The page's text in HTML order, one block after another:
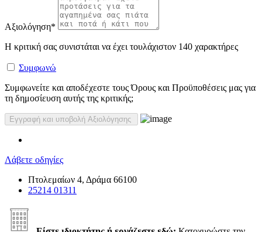
Αξιολόγηση*
Η κριτική σας συνιστάται να έχει τουλάχιστον 140 χαρακτήρες
Συμφωνώ
Συμφωνείτε και αποδέχεστε τους Όρους και Προϋποθέσεις μας για
τη δημοσίευση αυτής της κριτικής;
Λάβετε οδηγίες
Πτολεμαίων 4, Δράμα 66100
25214 01311